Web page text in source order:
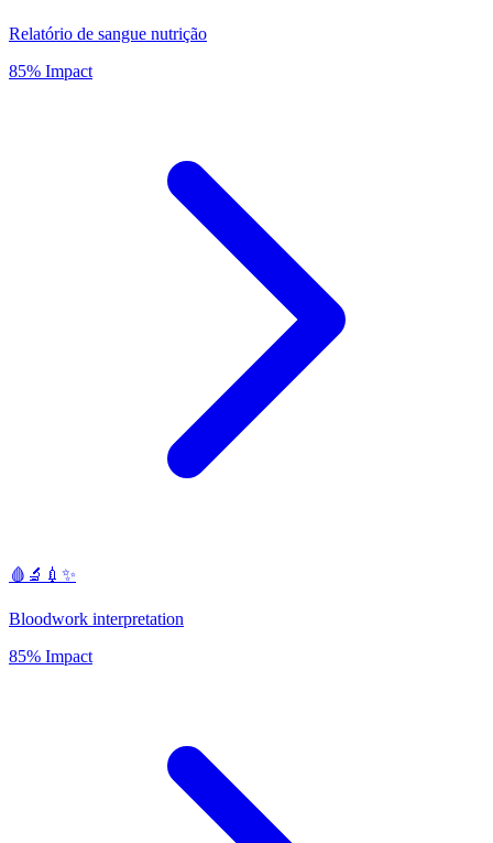
Relatório de sangue nutrição
85% Impact
🩸🔬💉✨
Bloodwork interpretation
85% Impact